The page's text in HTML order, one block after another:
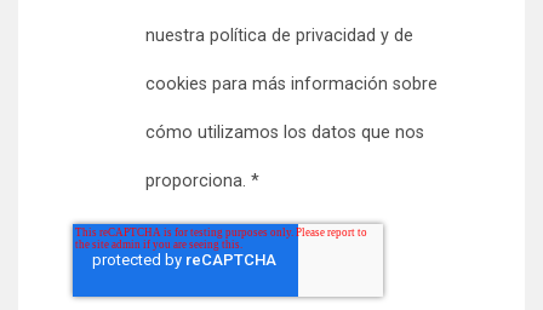
nuestra política de privacidad y de
cookies para más información sobre
cómo utilizamos los datos que nos
proporciona. *